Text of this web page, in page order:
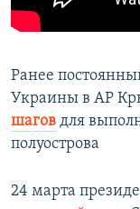
Ранее
Украины в АР
шагов для
полуострова
24 марта